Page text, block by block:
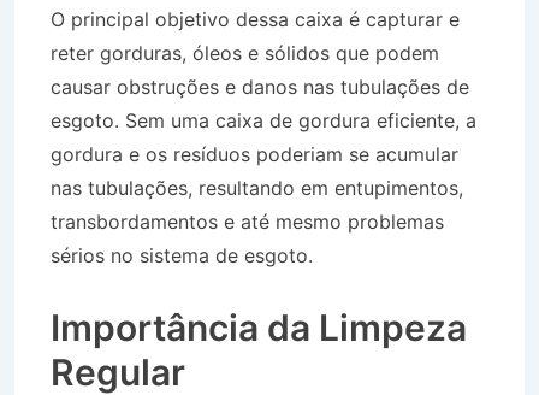
O principal objetivo dessa caixa é capturar e
reter gorduras, óleos e sólidos que podem
causar obstruções e danos nas tubulações de
esgoto. Sem uma caixa de gordura eficiente, a
gordura e os resíduos poderiam se acumular
nas tubulações, resultando em entupimentos,
transbordamentos e até mesmo problemas
sérios no sistema de esgoto.
Importância da Limpeza
Regular